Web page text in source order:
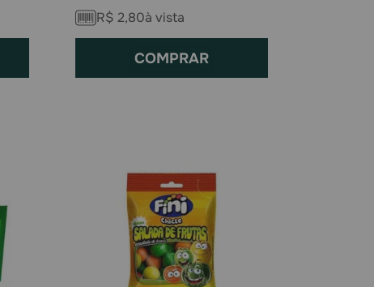
R$ 2,80à vista
COMPRAR